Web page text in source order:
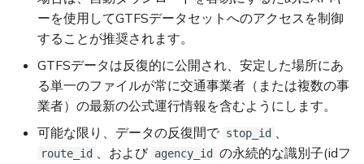
どのように策定されたの
か？誰が策定したのか？
なぜ単に GTFS リファレン
スを変更しないのですか？
これらのベストプラクティ
スへの準拠を確認する方法
ーを使用してGTFSデータセットへのアクセスを制御
することが推奨されます。
GTFSデータは反復的に公開され、安定した場所にあ
る単一のファイルが常に交通事業者（または複数の事
業者）の最新の公式運行情報を含むようにします。
可能な限り、データの反復間で stop_id 、
route_id 、および agency_id
の永続的な識別子(idフ